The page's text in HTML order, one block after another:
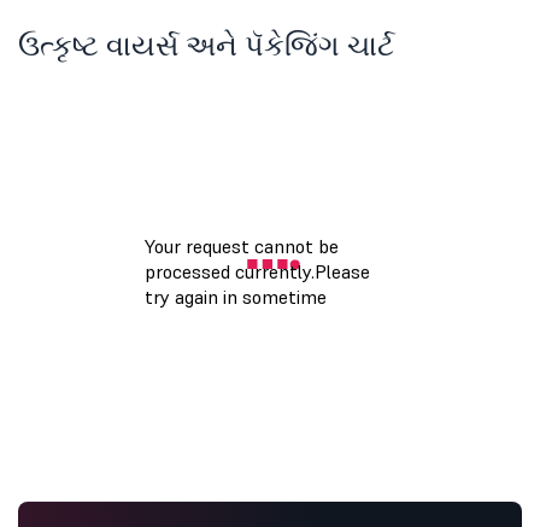
ઉત્કૃષ્ટ વાયર્સ અને પૅકેજિંગ ચાર્ટ